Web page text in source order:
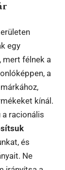
egy
mert félnek a
a
kínál.
racionális
és
Ne